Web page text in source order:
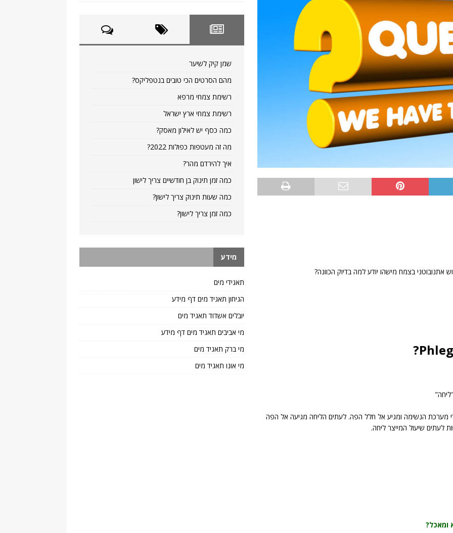
של ליטר מים?
מידות ומשקלים
מערכת הנשימה ומגיע אל חלל הפה. לעתים הליחה מגיעה אל הפה
לעתים שיעול המייצר ליחה.
ומאכל?
שמן קיק לשיער
מהם הסרטים הכי טובים בנטפליקס?
רשימת צמחי מרפא
רשימת צמחי ארץ ישראל
כמה כסף יש לאילון מאסק?
מה זה מעטפות כפולות 2022?
איך להירדם מהר?
כמה זמן תינוק בן חודשיים צריך לישון
כמה שעות תינוק צריך לישון?
כמה זמן צריך לישון?
מידע
תאגידי מים
הגיחון תאגיד מים דף מידע
יובלים אשדוד תאגיד מים
מי אביבים תאגיד מים דף מידע
מי ברק תאגיד מים
מי אונו תאגיד מים